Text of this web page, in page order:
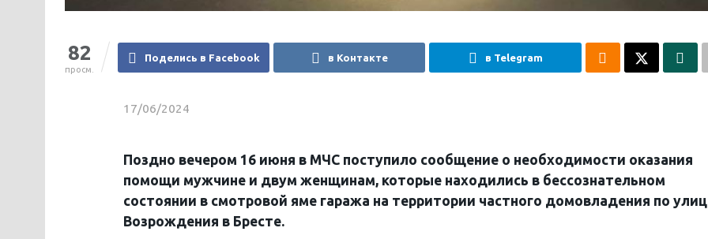
82
просм.
Поделись в Facebook в Контакте в Telegram
17/06/2024
Поздно вечером 16 июня в МЧС поступило сообщение о необходимости оказания
помощи мужчине и двум женщинам, которые находились в бессознательном
состоянии в смотровой яме гаража на территории частного домовладения по
Возрождения в Бресте.